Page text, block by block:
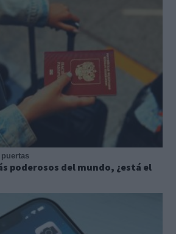
poderosos del mundo, ¿está el